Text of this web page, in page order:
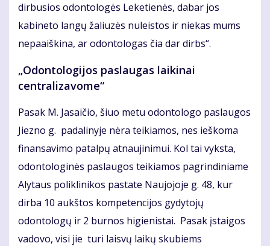
dirbusios odontologės Leketienės, dabar jos
kabineto langų žaliuzės nuleistos ir niekas mums
nepaaiškina, ar odontologas čia dar dirbs“.
„Odontologijos paslaugas laikinai
centralizavome“
Pasak M. Jasaičio, šiuo metu odontologo paslaugos
Jiezno g. padalinyje nėra teikiamos, nes ieškoma
finansavimo patalpų atnaujinimui. Kol tai vyksta,
odontologinės paslaugos teikiamos pagrindiniame
Alytaus poliklinikos pastate Naujojoje g. 48, kur
dirba 10 aukštos kompetencijos gydytojų
odontologų ir 2 burnos higienistai. Pasak įstaigos
vadovo, visi jie turi laisvų laikų skubiems